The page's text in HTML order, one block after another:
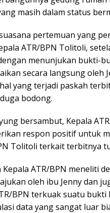
masih dalam status
pertemuan yang
ATR/BPN Tolitoli,
menunjukan bukti-
secara langsung oleh
yang terjadi paskah
bodong.
bersambut, Kepala
respon positif untuk
Tolitoli terkait terbitnya
Kepala ATR/BPN meneliti
oleh ibu Jenny dan
BPN terkuak suatu
data yang sangat luar